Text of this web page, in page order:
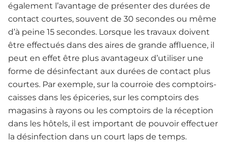
également l’avantage de présenter des durées de
contact courtes, souvent de 30 secondes ou même
d’à peine 15 secondes. Lorsque les travaux doivent
être effectués dans des aires de grande affluence, il
peut en effet être plus avantageux d’utiliser une
forme de désinfectant aux durées de contact plus
courtes. Par exemple, sur la courroie des comptoirs-
caisses dans les épiceries, sur les comptoirs des
magasins à rayons ou les comptoirs de la réception
dans les hôtels, il est important de pouvoir effectuer
la désinfection dans un court laps de temps.